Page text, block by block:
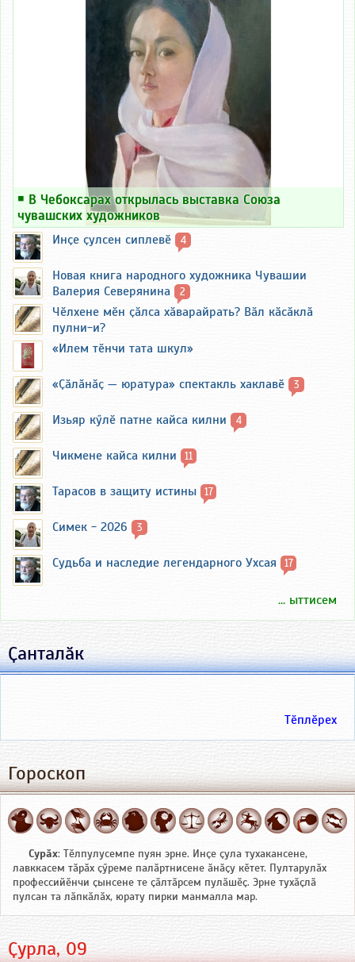
￭ В Чебоксарах открылась выставка Союза
чувашских художников
Инҫе ҫулсен сиплевӗ 4
Новая книга народного художника Чувашии
Валерия Северянина
2
Чӗлхене мӗн ҫӑлса хӑварайрать? Вӑл кӑсӑклӑ
пулни-и?
«Илем тӗнчи тата шкул»
«Ҫӑлӑнӑҫ — юратура» спектакль хаклавӗ 3
Изьяр кӳлӗ патне кайса килни 4
Чикмене кайса килни 11
Тарасов в защиту истины 17
Симек - 2026 3
Судьба и наследие легендарного Ухсая 17
... ыттисем
Ҫанталӑк
Тӗплӗрех
Гороскоп
Сурӑх: Тӗлпулусемпе пуян эрне. Инҫе ҫула тухакансене,
лавккасем тӑрӑх ҫӳреме палӑртнисене ӑнӑҫу кӗтет. Пултарулӑх
профессийӗнчи ҫынсене те ҫӑлтӑрсем пулӑшӗҫ. Эрне тухӑҫлӑ
пулсан та лӑпкӑлӑх, юрату пирки манмалла мар.
Ҫурла, 09